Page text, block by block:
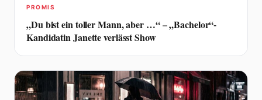
PROMIS
„Du bist ein toller Mann, aber …“ – „Bachelor“-
Kandidatin Janette verlässt Show